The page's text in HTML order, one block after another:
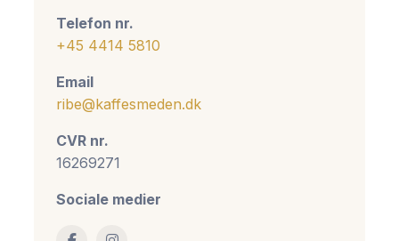
Telefon nr.
+45 4414 5810
Email
ribe@kaffesmeden.dk
CVR nr.
16269271
Sociale medier